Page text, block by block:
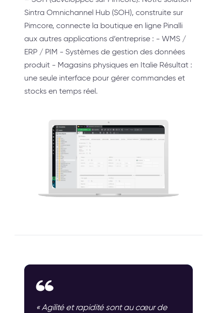
Sintra Omnichannel Hub (SOH), construite sur
Pimcore, connecte la boutique en ligne Pinalli
aux autres applications d’entreprise : - WMS /
ERP / PIM - Systèmes de gestion des données
produit - Magasins physiques en Italie Résultat :
une seule interface pour gérer commandes et
stocks en temps réel.
« Agilité et rapidité sont au cœur de